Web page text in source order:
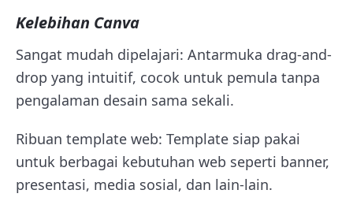
Kelebihan Canva
Sangat mudah dipelajari: Antarmuka drag-and-
drop yang intuitif, cocok untuk pemula tanpa
pengalaman desain sama sekali.
Ribuan template web: Template siap pakai
untuk berbagai kebutuhan web seperti banner,
presentasi, media sosial, dan lain-lain.